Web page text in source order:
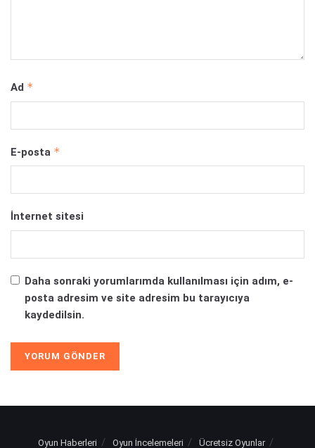
Ad *
E-posta *
İnternet sitesi
Daha sonraki yorumlarımda kullanılması için adım, e-
posta adresim ve site adresim bu tarayıcıya
kaydedilsin.
Oyun Haberleri Oyun İncelemeleri Ücretsiz Oyunlar